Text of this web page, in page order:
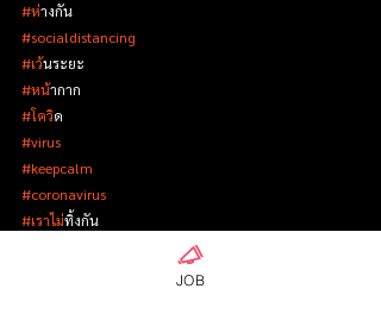
#ห่างกัน
#socialdistancing
#เว้นระยะ
#หน้ากาก
#โควิด
#virus
#keepcalm
#coronavirus
#เราไม่ทิ้งกัน
รู้หรือไม่?ในญี่ปุ่น| 知っていますか？日本のこと
JOB